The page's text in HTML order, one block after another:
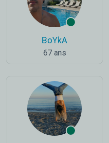
BoYkA
67 ans